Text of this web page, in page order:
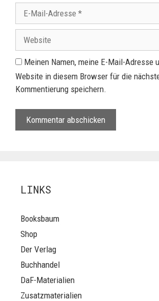
Meinen Namen, meine E-Mail-Adresse
Website in diesem Browser für die
Kommentierung speichern.
LINKS
Booksbaum
Shop
Der Verlag
Buchhandel
DaF-Materialien
Zusatzmaterialien